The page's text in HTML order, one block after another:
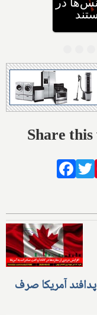
موشک‌های دوربرد و ۸۰% پدافند آمریکا صرف